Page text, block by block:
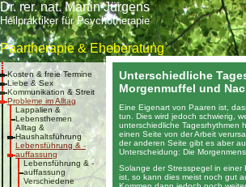
Dr. rer. nat. Martin Jürgens
Heilpraktiker für Psychotherapie
Paartherapie & Eheberatung
Kosten & freie Termine
Liebe & Sex
Kommunikation & Streit
Probleme im Alltag
Lappalien &
Lebensthemen
Alltag &
Haushaltsführung
Lebensführung & -
auffassung
Lebensführung & -
auffassung
Verschiedene
Unterschiedliche
Morgenmuffel und
Eine Eigenart von Paaren ist,
tun. Dies wird jedoch schwierig,
unterschiedliche Tagesrhythmen
einen Seite von der Arbeit
der anderen Seite gibt es aber
Unterscheidung: Die
Solange der Stresspegel in einer
ist, so kann dies meist noch gut